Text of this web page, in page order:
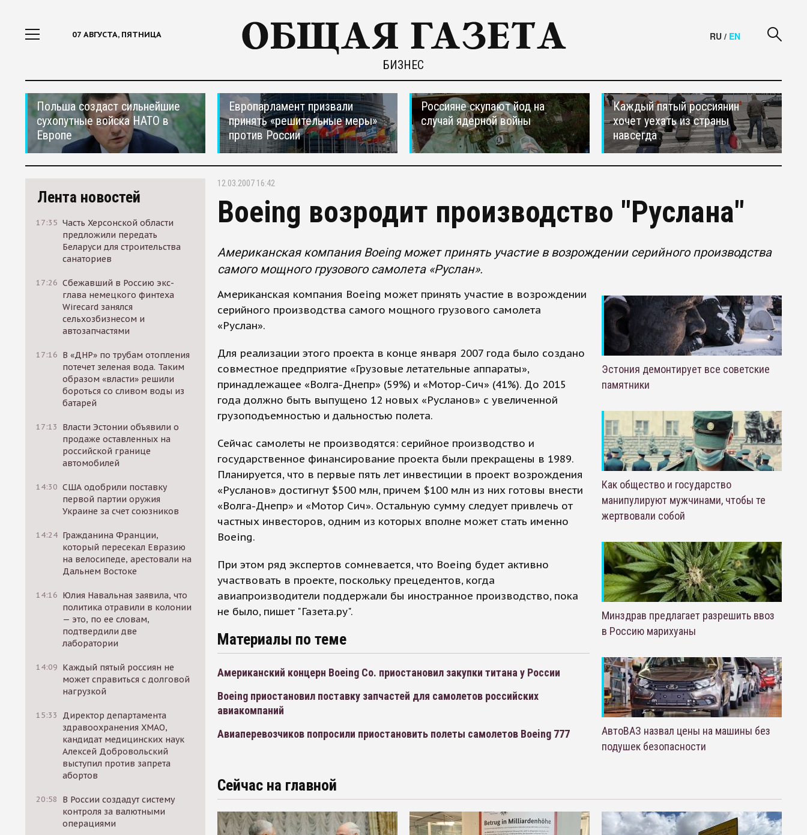
07 АВГУСТА, ПЯТНИЦА
БИЗНЕС
RU / EN
Польша создаст сильнейшие
сухопутные войска НАТО в
Европе
Европарламент призвали
принять «решительные меры»
против России
Россияне скупают йод на
случай ядерной войны
Каждый пятый россиянин
хочет уехать из страны
навсегда
Лента новостей
17:35 Часть Херсонской области
предложили передать
Беларуси для строительства
санаториев
17:26 Сбежавший в Россию экс-
глава немецкого финтеха
Wirecard занялся
сельхозбизнесом и
автозапчастями
17:16 В «ДНР» по трубам отопления
потечет зеленая вода. Таким
образом «власти» решили
бороться со сливом воды из
батарей
17:13
Власти Эстонии объявили о
продаже оставленных на
российской границе
автомобилей
14:30 США одобрили поставку
первой партии оружия
Украине за счет союзников
14:24 Гражданина Франции,
который пересекал Евразию
на велосипеде, арестовали на
Дальнем Востоке
14:16 Юлия Навальная заявила, что
политика отравили в колонии
— это, по ее словам,
подтвердили две
лаборатории
14:09 Каждый пятый россиян не
может справиться с долговой
нагрузкой
15:33
Директор департамента
здравоохранения ХМАО,
кандидат медицинских наук
Алексей Добровольский
выступил против запрета
абортов
20:58
В России создадут систему
контроля за валютными
операциями
12.03.2007 16:42
Boeing возродит производство "Руслана"
Американская компания Boeing может принять участие в возрождении серийного производства
самого мощного грузового самолета «Руслан».
Американская компания Boeing может принять участие в возрождении
серийного производства самого мощного грузового самолета
«Руслан».
Для реализации этого проекта в конце января 2007 года было создано
совместное предприятие «Грузовые летательные аппараты»,
принадлежащее «Волга-Днепр» (59%) и «Мотор-Сич» (41%). До 2015
года должно быть выпущено 12 новых «Русланов» с увеличенной
грузоподъемностью и дальностью полета.
Сейчас самолеты не производятся: серийное производство и
государственное финансирование проекта были прекращены в 1989.
Планируется, что в первые пять лет инвестиции в проект возрождения
«Русланов» достигнут $500 млн, причем $100 млн из них готовы внести
«Волга-Днепр» и «Мотор Сич». Остальную сумму следует привлечь от
частных инвесторов, одним из которых вполне может стать именно
Boeing.
При этом ряд экспертов сомневается, что Boeing будет активно
участвовать в проекте, поскольку прецедентов, когда
авиапроизводители поддержали бы иностранное производство, пока
не было, пишет "Газета.ру".
Материалы по теме
Американский концерн Boeing Co. приостановил закупки титана у России
Boeing приостановил поставку запчастей для самолетов российских
авиакомпаний
Авиаперевозчиков попросили приостановить полеты самолетов Boeing 777
Эстония демонтирует все советские
памятники
Как общество и государство
манипулируют мужчинами, чтобы те
жертвовали собой
Минздрав предлагает разрешить ввоз
в Россию марихуаны
АвтоВАЗ назвал цены на машины без
подушек безопасности
Сейчас на главной